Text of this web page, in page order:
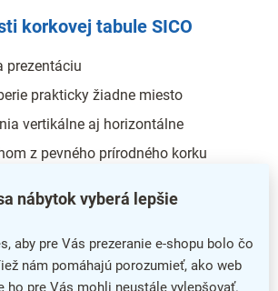
nábytok vyberá lepšie
aby pre Vás prezeranie e-shopu bolo čo
nám pomáhajú porozumieť, ako web
ho pre Vás mohli neustále vylepšovať.
korkovej tabule SICO
prezentáciu
prakticky žiadne miesto
vertikálne aj horizontálne
z pevného prírodného korku
materiál je už súčasťou balenia
Korkové nástenky